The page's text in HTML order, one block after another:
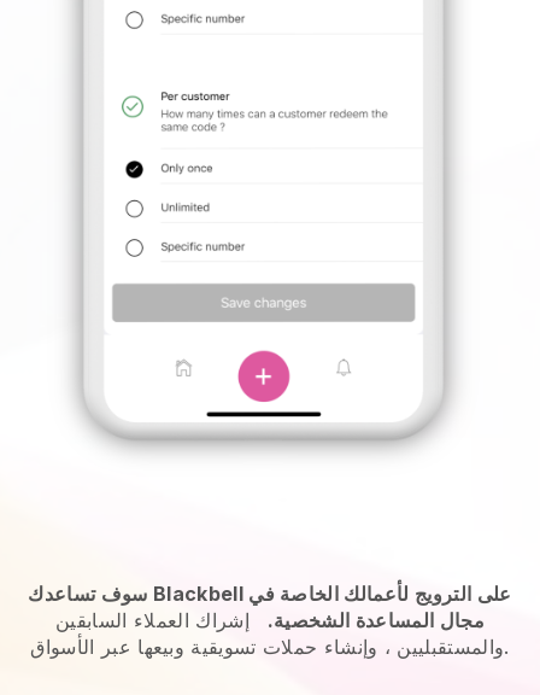
سوف تساعدك Blackbell على الترويج لأعمالك الخاصة في
مجال المساعدة الشخصية.
إشراك العملاء السابقين
والمستقبليين ، وإنشاء حملات تسويقية وبيعها عبر الأسواق.